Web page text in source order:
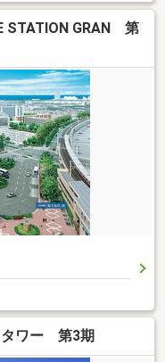
STATION GRAN 第
ワー 第3期